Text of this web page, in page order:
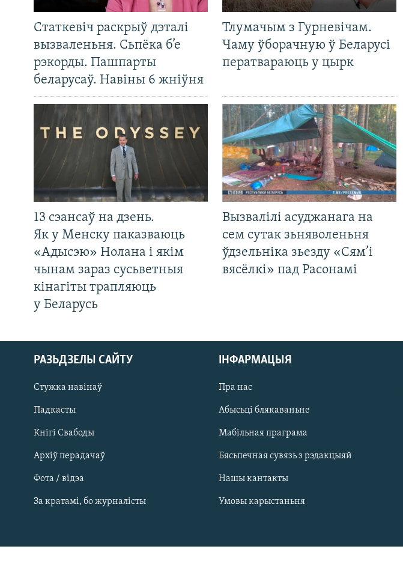
САЧЫЦЕ ЗА АБНАЎЛЕНЬНЯМІ
Статкевіч раскрыў дэталі
вызваленьня. Сьпёка б’е
рэкорды. Пашпарты
беларусаў. Навіны 6 жніўня
Тлумачым з Гурневічам.
Чаму ўборачную ў Беларусі
ператвараюць у цырк
13 сэансаў на дзень.
Як у Менску паказваюць
«Адысэю» Нолана і якім
чынам зараз сусьветныя
кінагіты трапляюць
у Беларусь
Вызвалілі асуджанага на
сем сутак зьняволеньня
ўдзельніка зьезду «Сям’і
вясёлкі» пад Расонамі
РАЗЬДЗЕЛЫ САЙТУ
Стужка навінаў
Падкасты
Кнігі Свабоды
Архіў перадачаў
Фота / відэа
За кратамі, бо журналісты
ІНФАРМАЦЫЯ
Пра нас
Абысьці блякаваньне
Мабільная праграма
Бясьпечная сувязь з рэдакцыяй
Нашы кантакты
Умовы карыстаньня